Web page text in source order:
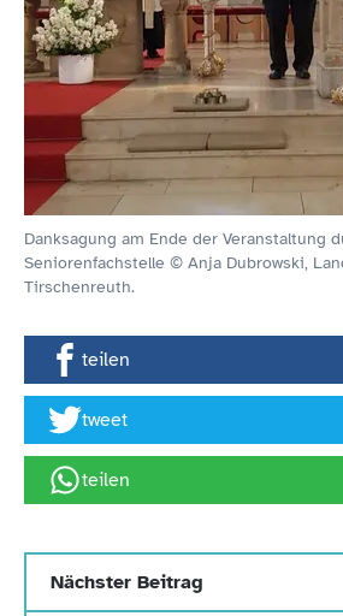
Danksagung am Ende der Veranstaltung
Seniorenfachstelle © Anja Dubrowski,
Tirschenreuth.
teilen
tweet
teilen
Nächster Beitrag